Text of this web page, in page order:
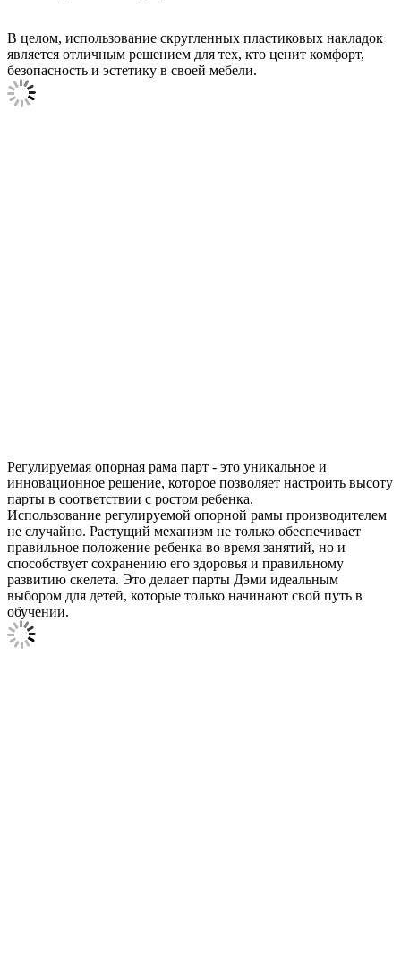
В целом, использование скругленных пластиковых накладок
является отличным решением для тех, кто ценит комфорт,
безопасность и эстетику в своей мебели.
Регулируемая опорная рама парт - это уникальное и
инновационное решение, которое позволяет настроить высоту
парты в соответствии с ростом ребенка.
Использование регулируемой опорной рамы производителем
не случайно. Растущий механизм не только обеспечивает
правильное положение ребенка во время занятий, но и
способствует сохранению его здоровья и правильному
развитию скелета. Это делает парты Дэми идеальным
выбором для детей, которые только начинают свой путь в
обучении.